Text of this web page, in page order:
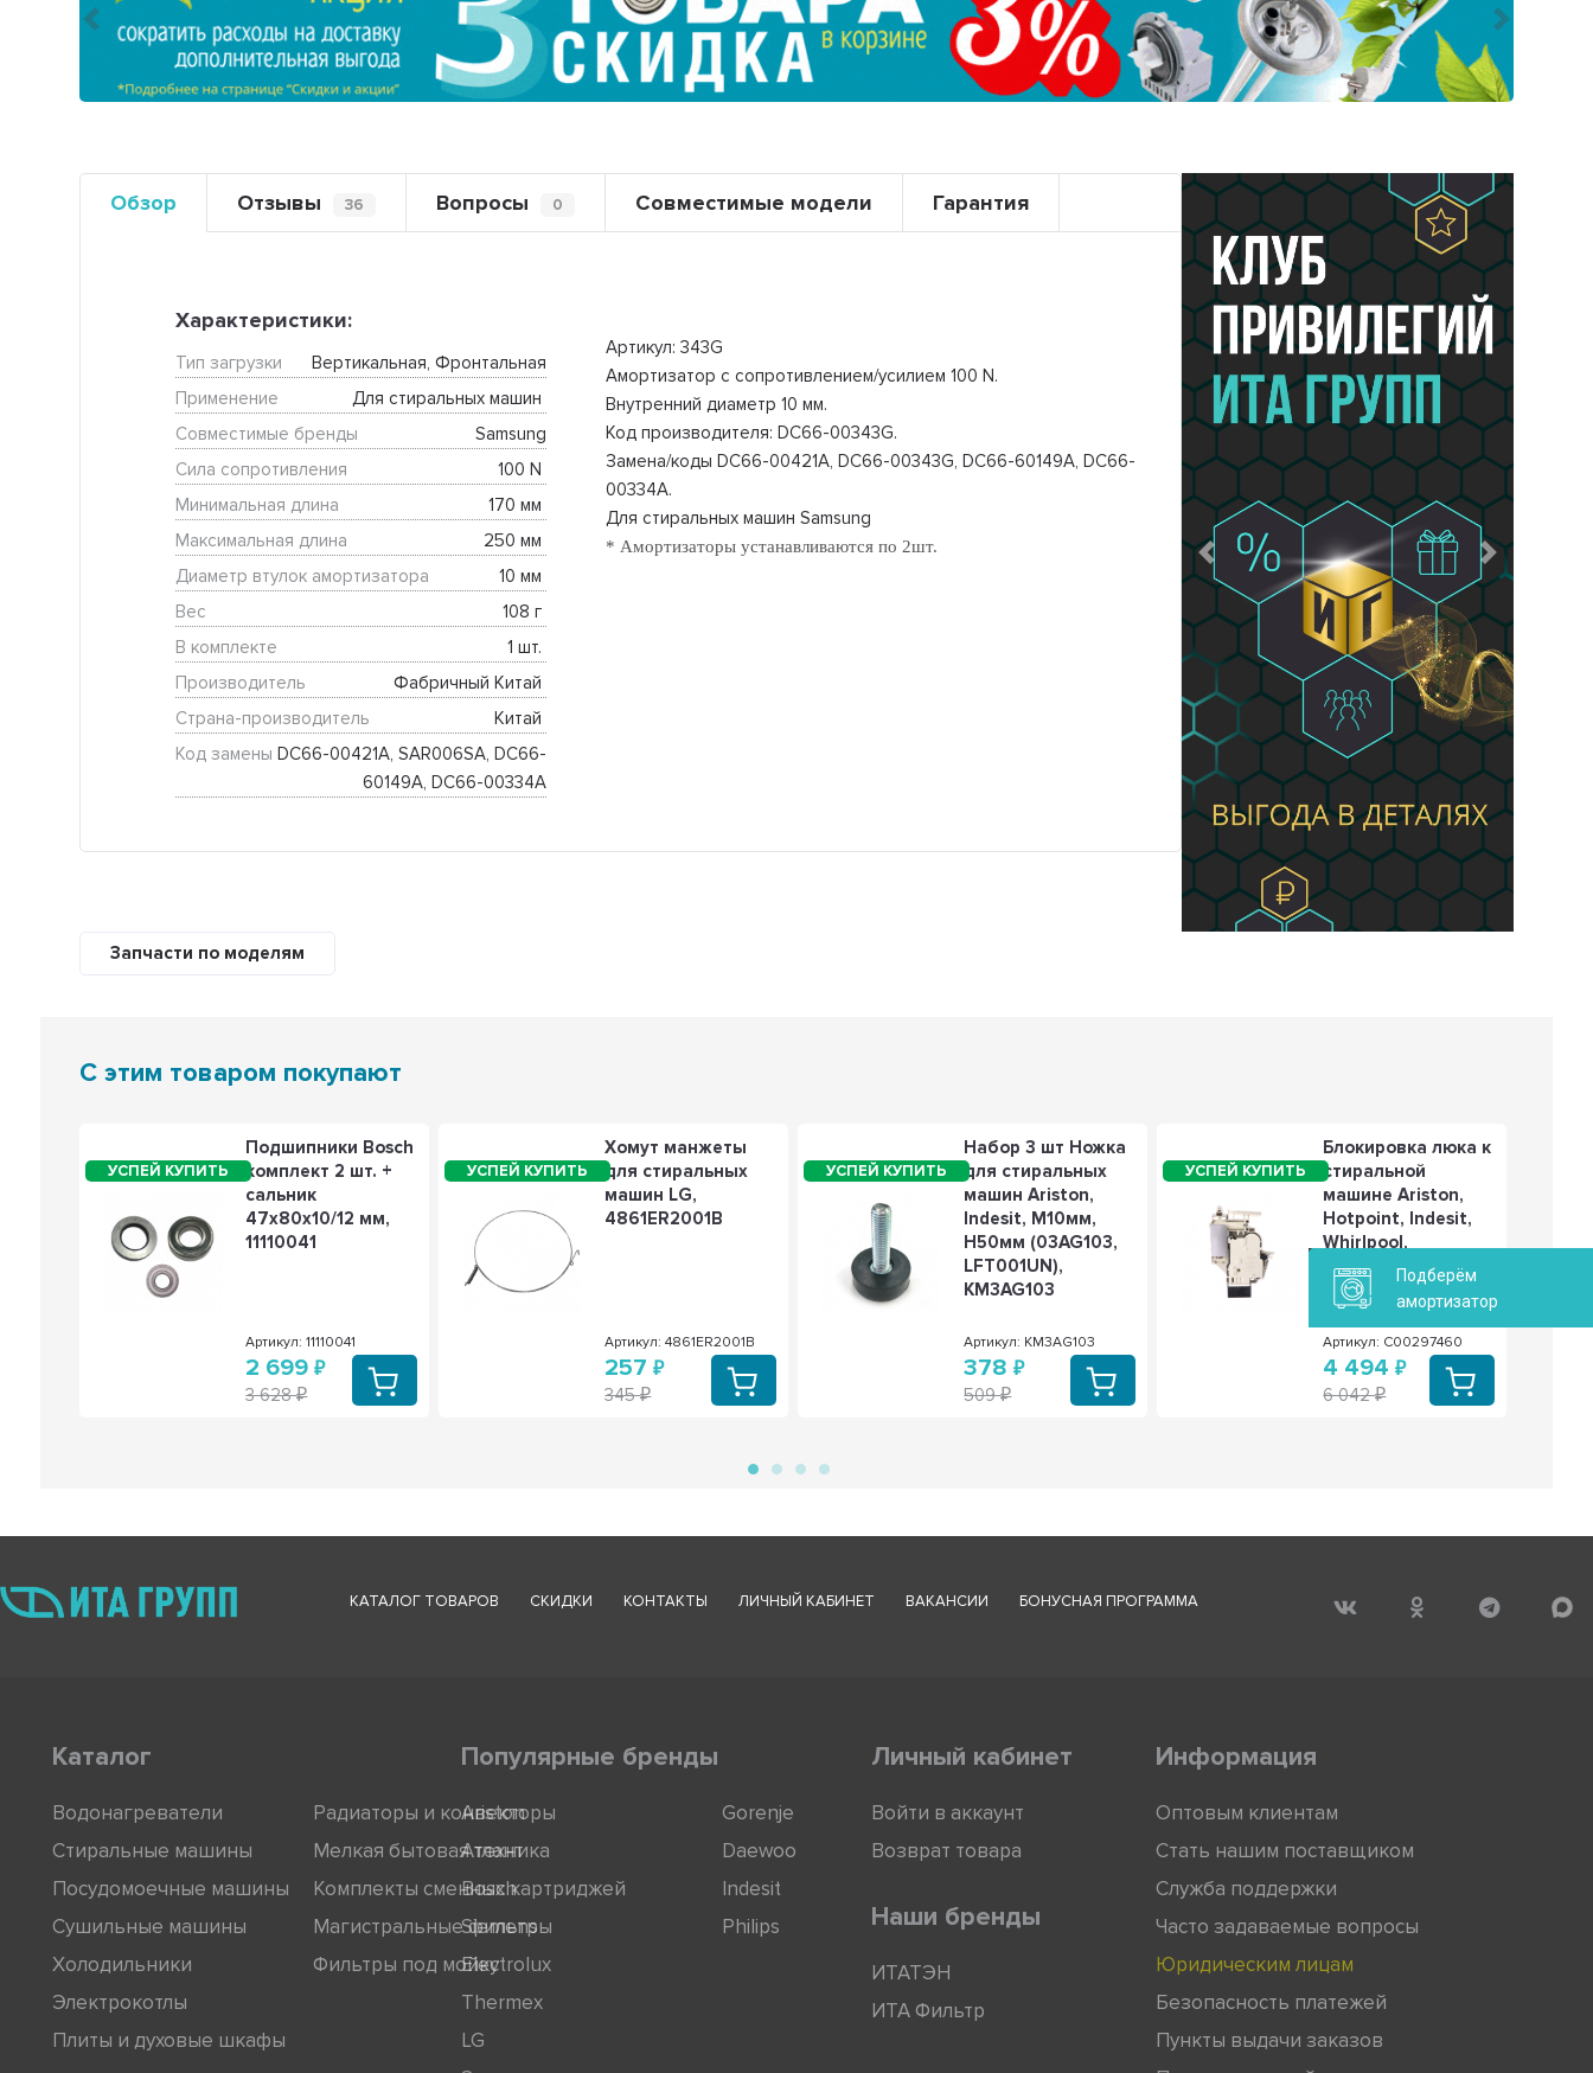
Предыдущий
Обзор Отзывы 36 Вопросы 0 Совместимые модели Гарантия
Артикул: 343G
Амортизатор с сопротивлением/усилием 100 N.
Внутренний диаметр 10 мм.
Код производителя: DC66-00343G.
Замена/коды DC66-00421A, DC66-00343G, DC66-60149A, DC66-
00334A.
Для стиральных машин Samsung
* Амортизаторы устанавливаются по 2шт.
Характеристики:
Тип загрузки
Вертикальная, Фронтальная
Применение
Для стиральных машин
Совместимые бренды
Samsung
Сила сопротивления
100 N
Минимальная длина
170 мм
Максимальная длина
250 мм
Диаметр втулок амортизатора
10 мм
Вес
108 г
В комплекте
1 шт.
Производитель
Фабричный Китай
Страна-производитель
Китай
Код замены DC66-00421A, SAR006SA, DC66-
60149A, DC66-00334A
Предыдущий Следующий
Запчасти по моделям
С этим товаром покупают
Подшипники Bosch
комплект 2 шт. +
сальник
47x80x10/12 мм,
11110041
Артикул: 11110041
2 699
3 628
Хомут манжеты
для стиральных
машин LG,
4861ER2001B
Артикул: 4861ER2001B
257
345
Набор 3 шт Ножка
для стиральных
машин Ariston,
Indesit, M10мм,
H50мм (03AG103,
LFT001UN),
KM3AG103
Артикул: KM3AG103
378
509
Блокировка люка к
стиральной
машине Ariston,
Hotpoint, Indesit,
Whirlpool,
C00297460
Артикул: C00297460
4 494
6 042
КАТАЛОГ ТОВАРОВ СКИДКИ КОНТАКТЫ ЛИЧНЫЙ КАБИНЕТ ВАКАНСИИ БОНУСНАЯ ПРОГРАММА
Каталог
Водонагреватели
Стиральные машины
Посудомоечные машины
Сушильные машины
Холодильники
Электрокотлы
Плиты и духовые шкафы
Радиаторы и конвекторы
Мелкая бытовая техника
Комплекты сменных картриджей
Магистральные фильтры
Фильтры под мойку
Популярные бренды
Ariston
Атлант
Bosch
Siemens
Electrolux
Thermex
LG
Gorenje
Daewoo
Indesit
Philips
Личный кабинет
Войти в аккаунт
Возврат товара
Наши бренды
ИТАТЭН
ИТА Фильтр
Информация
Оптовым клиентам
Стать нашим поставщиком
Служба поддержки
Часто задаваемые вопросы
Юридическим лицам
Безопасность платежей
Пункты выдачи заказов
Подберём
амортизатор